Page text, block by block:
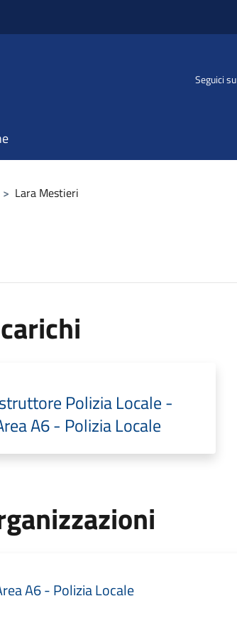
Seguici su
> Lara Mestieri
Polizia Locale -
A6 - Polizia Locale
A6 - Polizia Locale